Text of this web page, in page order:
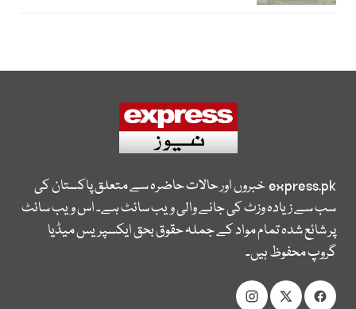
express.pkخبروں اور حالات حاضرہ سے متعلق پاکستان کی
سب سے زیادہ وزٹ کی جانے والی ویب سائٹ ہے۔ اس ویب سائٹ
پر شائع شدہ تمام مواد کے جملہ حقوق بحق ایکسپریس میڈیا
گروپ محفوظ ہیں۔